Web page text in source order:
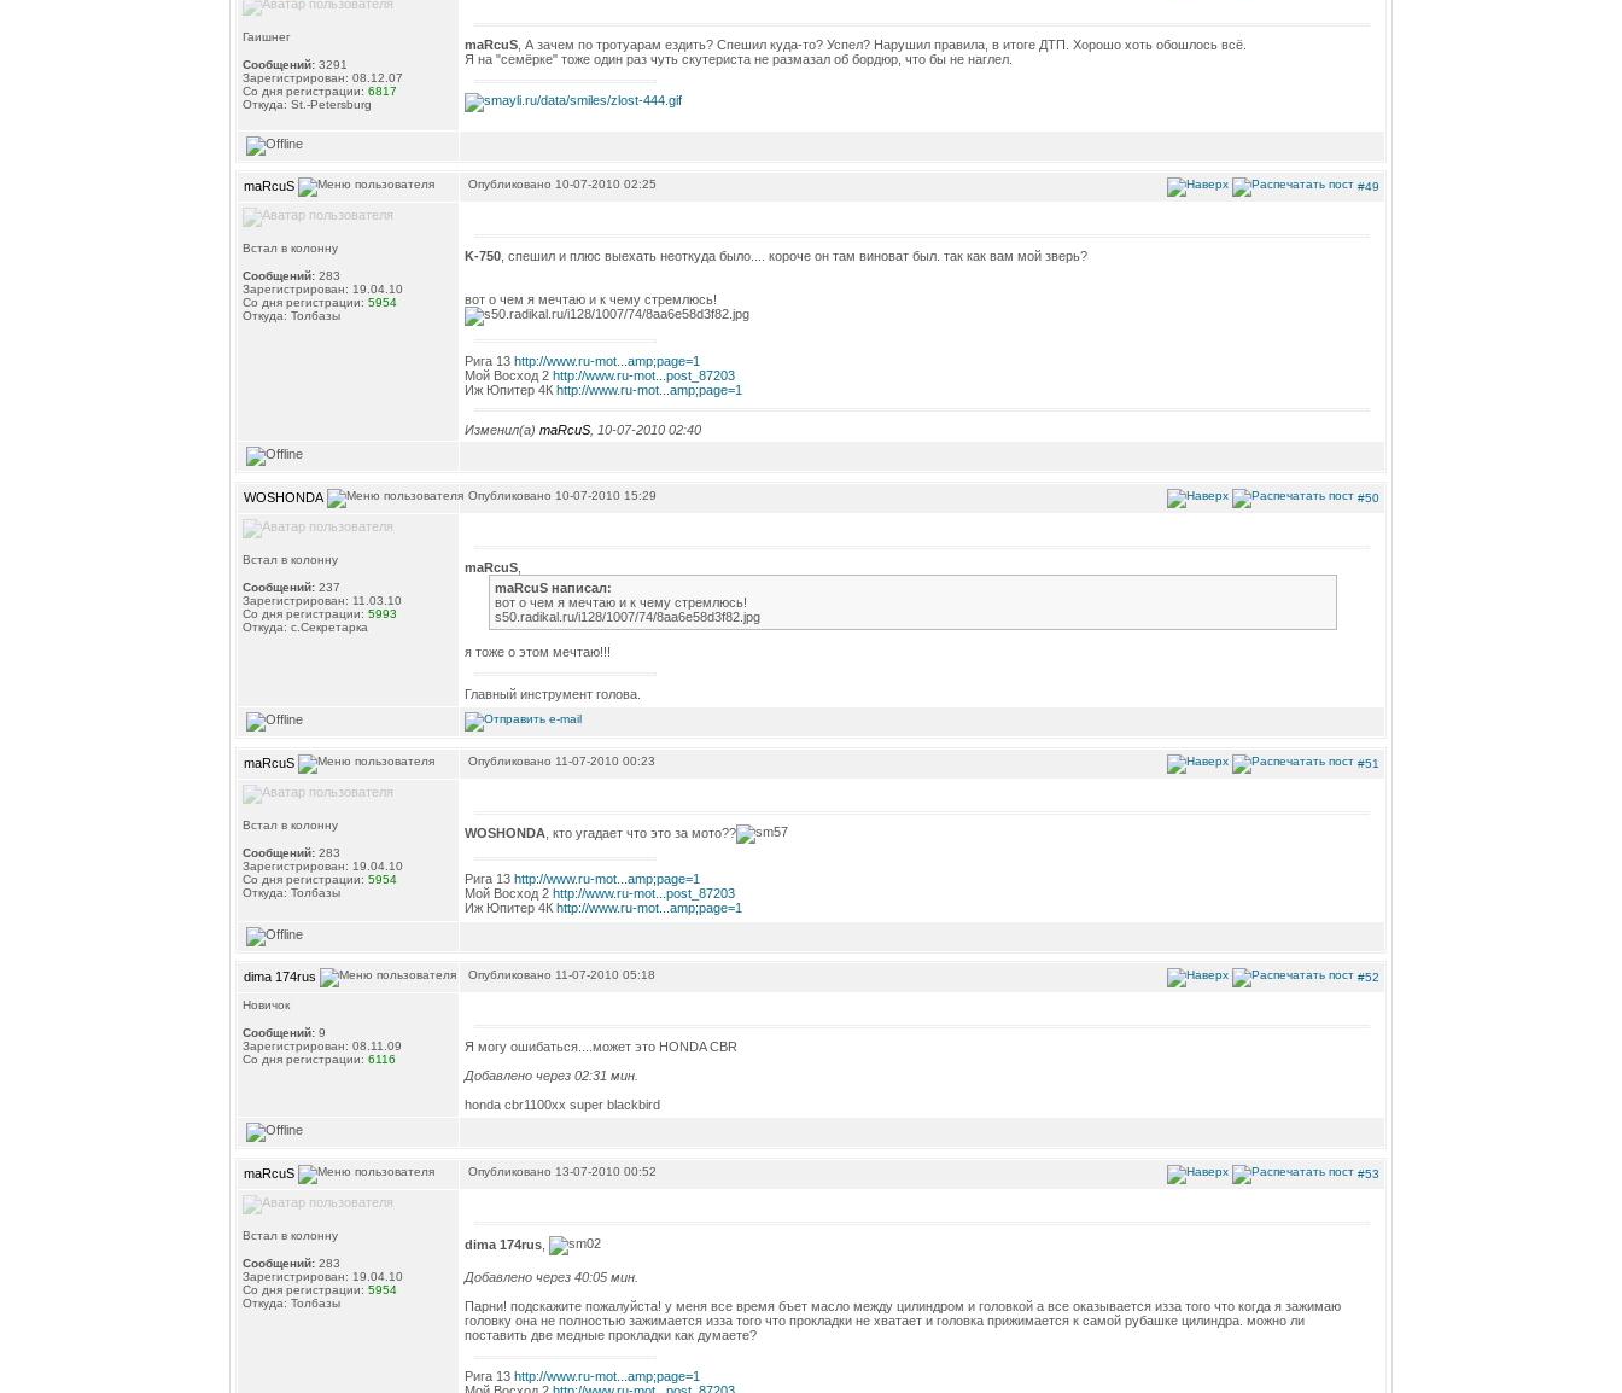
Гаишнег
Сообщений: 3291
Зарегистрирован: 08.12.07
Со дня регистрации: 6817
Откуда: St.-Petersburg
maRcuS , А зачем по тротуарам ездить? Спешил куда-то? Успел? Нарушил правила, в итоге ДТП. Хорошо хоть обошлось всё.
Я на "семёрке" тоже один раз чуть скутериста не размазал об бордюр, что бы не наглел.
maRcuS #49
Опубликовано 10-07-2010 02:25
Встал в колонну
Сообщений: 283
Зарегистрирован: 19.04.10
Со дня регистрации: 5954
Откуда: Толбазы
K-750 , спешил и плюс выехать неоткуда было.... короче он там виноват был. так как вам мой зверь?
вот о чем я мечтаю и к чему стремлюсь!
Рига 13 http://www.ru-mot...amp;page=1
Мой Восход 2 http://www.ru-mot...post_87203
Иж Юпитер 4К http://www.ru-mot...amp;page=1
Изменил(а) maRcuS , 10-07-2010 02:40
WOSHONDA #50
Опубликовано 10-07-2010 15:29
Встал в колонну
Сообщений: 237
Зарегистрирован: 11.03.10
Со дня регистрации: 5993
Откуда: с.Секретарка
maRcuS
maRcuS написал:
вот о чем я мечтаю и к чему стремлюсь!
s50.radikal.ru/i128/1007/74/8aa6e58d3f82.jpg
я тоже о этом мечтаю!!!
Главный инструмент голова.
maRcuS #51
Опубликовано 11-07-2010 00:23
Встал в колонну
Сообщений: 283
Зарегистрирован: 19.04.10
Со дня регистрации: 5954
Откуда: Толбазы
WOSHONDA , кто угадает что это за мото??
Рига 13 http://www.ru-mot...amp;page=1
Мой Восход 2 http://www.ru-mot...post_87203
Иж Юпитер 4К http://www.ru-mot...amp;page=1
dima 174rus #52
Опубликовано 11-07-2010 05:18
Новичок
Сообщений: 9
Зарегистрирован: 08.11.09
Со дня регистрации: 6116
Я могу ошибаться....может это HONDA CBR
Добавлено через 02:31 мин.
honda cbr1100xx super blackbird
maRcuS #53
Опубликовано 13-07-2010 00:52
Встал в колонну
Сообщений: 283
Зарегистрирован: 19.04.10
Со дня регистрации: 5954
Откуда: Толбазы
dima 174rus
Добавлено через 40:05 мин.
Парни! подскажите пожалуйста! у меня все время бъет масло между цилиндром и головкой а все оказывается изза того что когда я зажимаю
головку она не полностью зажимается изза того что прокладки не хватает и головка прижимается к самой рубашке цилиндра. можно ли
поставить две медные прокладки как думаете?
Рига 13 http://www.ru-mot...amp;page=1